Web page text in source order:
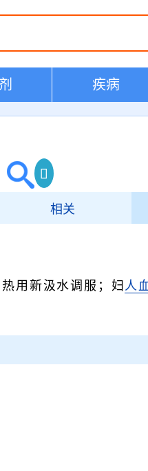
疾病
相关
用新汲水调服；妇 人